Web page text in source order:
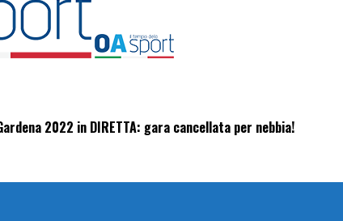
2022 in DIRETTA: gara cancellata per nebbia!